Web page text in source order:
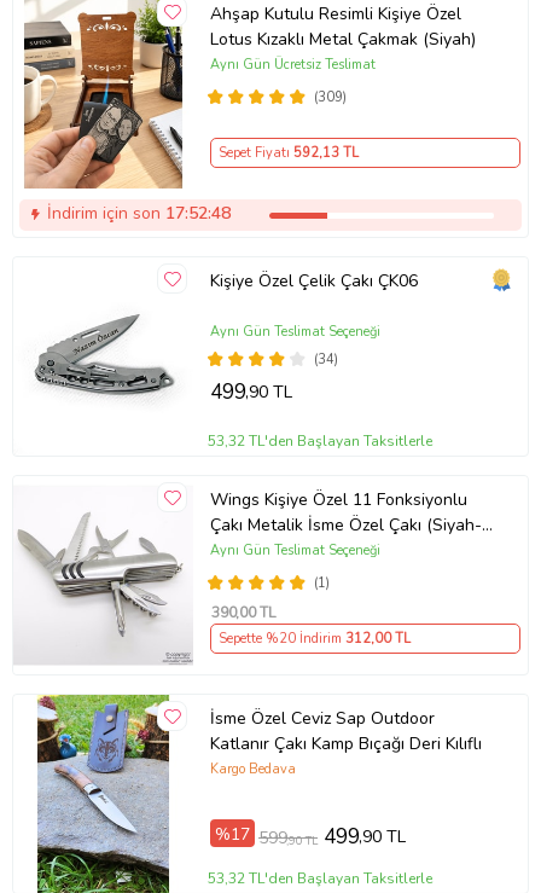
Ahşap Kutulu Resimli Kişiye Özel
Lotus Kızaklı Metal Çakmak (Siyah)
(309)
Aynı Gün Ücretsiz Teslimat
Sepet Fiyatı 592,13 TL
İndirim için son 17:52:47
Kişiye Özel Çelik Çakı ÇK06
(34)
Aynı Gün Teslimat Seçeneği
499,90 TL
53,32 TL'den Başlayan Taksitlerle
Wings Kişiye Özel 11 Fonksiyonlu
Çakı Metalik İsme Özel Çakı (Siyah-
Gri)
(1)
Aynı Gün Teslimat Seçeneği
390,00 TL
Sepette %20 İndirim 312,00 TL
İsme Özel Ceviz Sap Outdoor
Katlanır Çakı Kamp Bıçağı Deri Kılıflı
Kargo Bedava
%17 599,90 TL 499,90 TL
53,32 TL'den Başlayan Taksitlerle